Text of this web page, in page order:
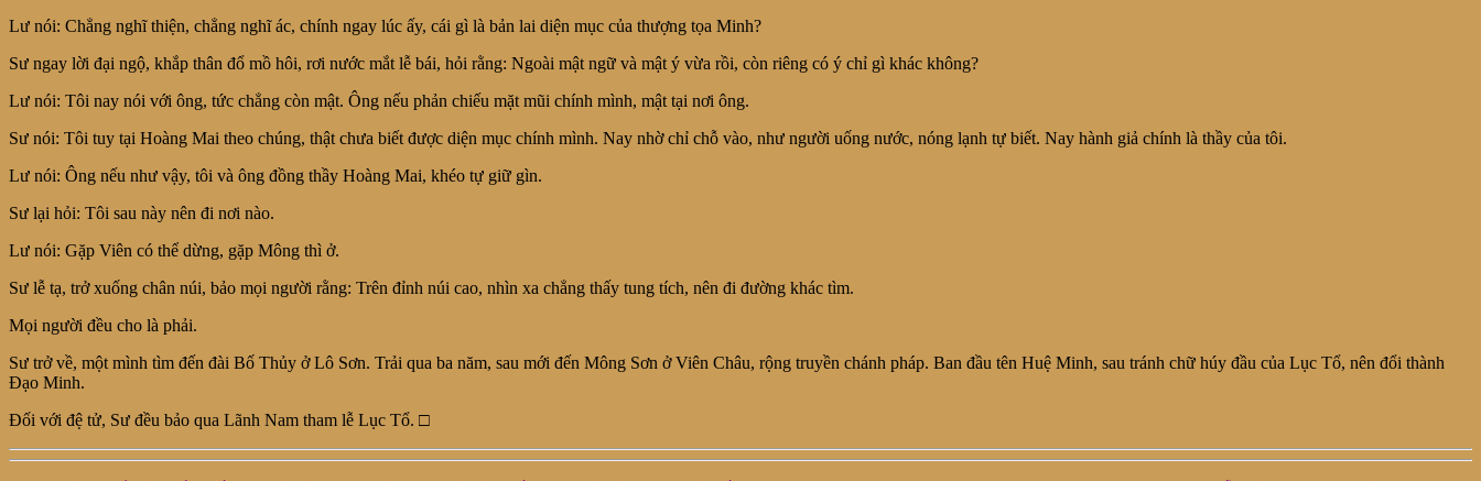
Lư nói: Chẳng nghĩ thiện, chẳng nghĩ ác, chính ngay lúc ấy, cái gì là bản lai diện mục của thượng tọa Minh?
Sư ngay lời đại ngộ, khắp thân đổ mồ hôi, rơi nước mắt lễ bái, hỏi rằng: Ngoài mật ngữ và mật ý vừa rồi, còn riêng có ý chỉ gì khác không?
Lư nói: Tôi nay nói với ông, tức chẳng còn mật. Ông nếu phản chiếu mặt mũi chính mình, mật tại nơi ông.
Sư nói: Tôi tuy tại Hoàng Mai theo chúng, thật chưa biết được diện mục chính mình. Nay nhờ chỉ chỗ vào, như người uống nước, nóng lạnh tự biết. Nay hành giả chính là thầy của tôi.
Lư nói: Ông nếu như vậy, tôi và ông đồng thầy Hoàng Mai, khéo tự giữ gìn.
Sư lại hỏi: Tôi sau này nên đi nơi nào.
Lư nói: Gặp Viên có thể dừng, gặp Mông thì ở.
Sư lễ tạ, trở xuống chân núi, bảo mọi người rằng: Trên đỉnh núi cao, nhìn xa chẳng thấy tung tích, nên đi đường khác tìm.
Mọi người đều cho là phải.
Sư trở về, một mình tìm đến đài Bố Thủy ở Lô Sơn. Trải qua ba năm, sau mới đến Mông Sơn ở Viên Châu, rộng truyền chánh pháp. Ban đầu tên Huệ Minh, sau tránh chữ húy đầu của Lục Tổ, nên đổi thành
Đạo Minh.
Đối với đệ tử, Sư đều bảo qua Lãnh Nam tham lễ Lục Tổ. □